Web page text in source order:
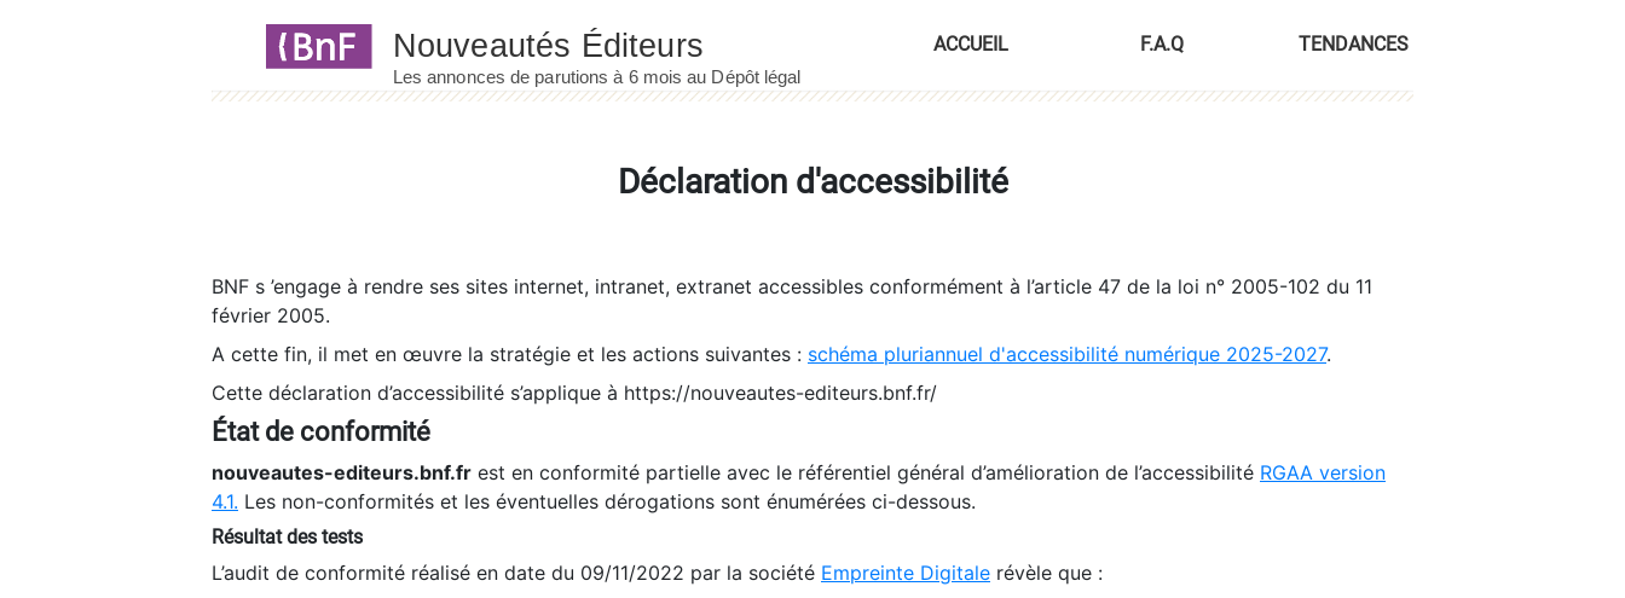
ACCUEIL F.A.Q TENDANCES
Déclaration d'accessibilité
BNF s ’engage à rendre ses sites internet, intranet, extranet accessibles conformément à l’article 47 de la loi n° 2005-102 du 11
février 2005.
A cette fin, il met en œuvre la stratégie et les actions suivantes : schéma pluriannuel d'accessibilité numérique 2025-2027.
Cette déclaration d’accessibilité s’applique à https://nouveautes-editeurs.bnf.fr/
État de conformité
nouveautes-editeurs.bnf.fr est en conformité partielle avec le référentiel général d’amélioration de l’accessibilité RGAA version
4.1. Les non-conformités et les éventuelles dérogations sont énumérées ci-dessous.
Résultat des tests
L’audit de conformité réalisé en date du 09/11/2022 par la société Empreinte Digitale révèle que :